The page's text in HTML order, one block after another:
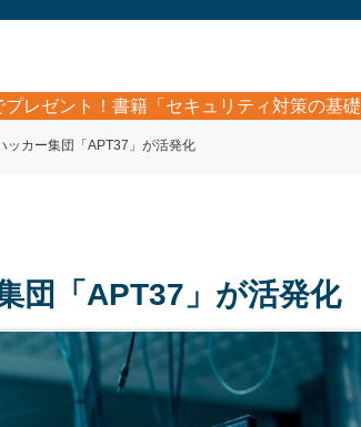
プレゼント！書籍「セキュリティ対策の基
ッカー集団「APT37」が活発化
団「APT37」が活発化